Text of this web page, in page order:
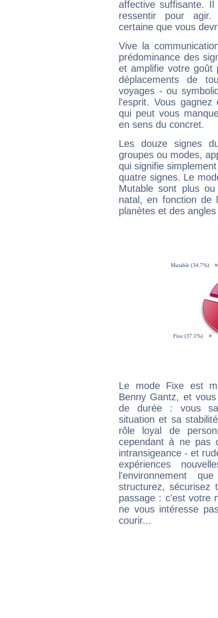
affective suffisante.
ressentir pour agir.
certaine que vous
Vive la
prédominance des
et amplifie votre goût
déplacements de
voyages - ou
l'esprit. Vous
qui peut vous
en sens du concret.
Les douze signes
groupes ou modes,
qui signifie
quatre signes. Le
Mutable sont plus
natal, en fonction de
planètes et des
Le mode Fixe est
Benny Gantz, et
de durée : vous
situation et sa
rôle loyal de
cependant à ne pas
intransigeance - et
expériences
l'environnement
structurez, sécurisez
passage : c'est votre
ne vous intéresse
courir...